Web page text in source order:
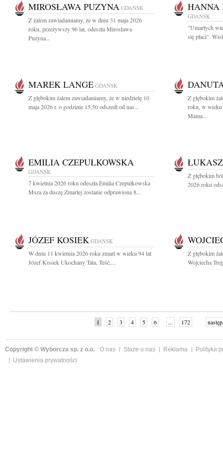
MIROSŁAWA PUZYNA GDAŃSK
Z żalem zawiadamiamy, że w dniu 31 maja 2026
roku, przeżywszy 96 lat, odeszła Mirosława
Puzyna...
HANNA
GDAŃSK
"Umarłych
się płaci".
MAREK LANGE GDAŃSK
Z głębokim żalem zawiadamiamy, że w niedzielę 10
maja 2026 r. o godzinie 15.50 odszedł od nas...
Z głębokim
roku, w wieku
Mama...
EMILIA CZEPUŁKOWSKA
GDAŃSK
7 kwietnia 2026 roku odeszła Emilia Czepułkowska
Msza za duszę Zmarłej zostanie odprawiona 8...
Z głębokim
2026 roku
JÓZEF KOSIEK GDAŃSK
W dniu 11 kwietnia 2026 roku zmarł w wieku 94 lat
Józef Kosiek Ukochany Tata, Teść,...
Z głębokim
Wojciecha
1 2 3 4 5 6 ... 172
Copyright © Wyborcza sp. z o.o. O nas Staże u nas Reklama
Polityka
Ustawienia prywatności